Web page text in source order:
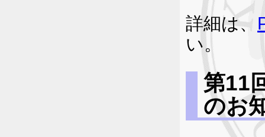
詳細は、
い。
第11
のお